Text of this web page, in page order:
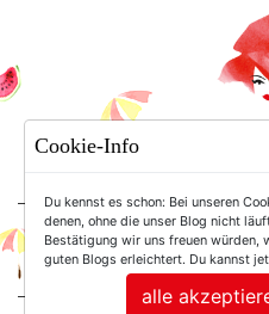
For
Cookie-Info
Du kennst es schon: Bei unseren
denen, ohne die unser Blog nicht
Bestätigung wir uns freuen würden,
guten Blogs erleichtert. Du kannst
alle